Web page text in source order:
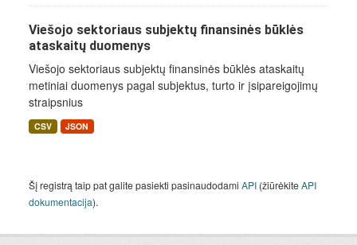
Viešojo sektoriaus subjektų finansinės būklės
ataskaitų duomenys
Viešojo sektoriaus subjektų finansinės būklės ataskaitų
metiniai duomenys pagal subjektus, turto ir įsipareigojimų
straipsnius
CSV JSON
Šį registrą taip pat galite pasiekti pasinaudodami API (žiūrėkiteAPI
dokumentacija).